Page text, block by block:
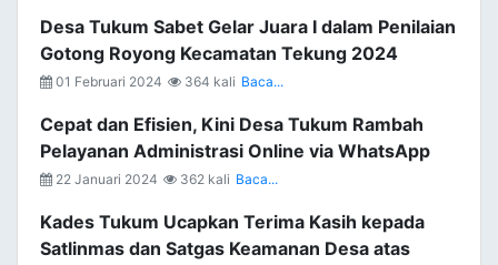
Desa Tukum Sabet Gelar Juara I dalam Penilaian
Gotong Royong Kecamatan Tekung 2024
01 Februari 2024 364 kali Baca...
Cepat dan Efisien, Kini Desa Tukum Rambah
Pelayanan Administrasi Online via WhatsApp
22 Januari 2024 362 kali Baca...
Kades Tukum Ucapkan Terima Kasih kepada
Satlinmas dan Satgas Keamanan Desa atas